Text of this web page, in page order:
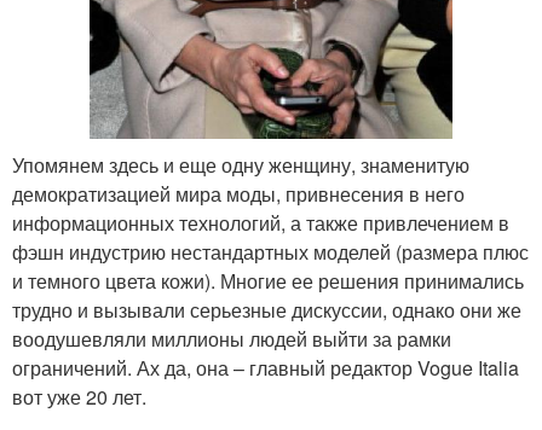
Упомянем здесь и еще одну женщину, знаменитую
демократизацией мира моды, привнесения в него
информационных технологий, а также привлечением в
фэшн индустрию нестандартных моделей (размера плюс
и темного цвета кожи). Многие ее решения принимались
трудно и вызывали серьезные дискуссии, однако они же
воодушевляли миллионы людей выйти за рамки
ограничений. Ах да, она – главный редактор Vogue Italia
вот уже 20 лет.